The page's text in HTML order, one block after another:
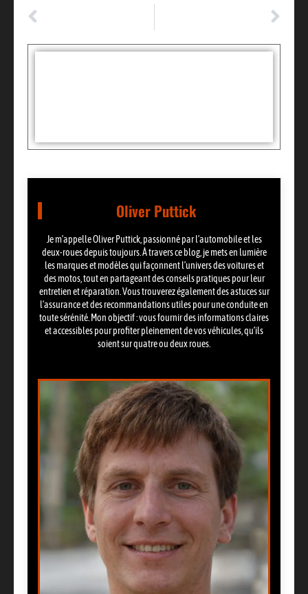
Oliver Puttick
Je m’appelle Oliver Puttick, passionné par l’automobile et les
deux-roues depuis toujours. À travers ce blog, je mets en lumière
les marques et modèles qui façonnent l’univers des voitures et
des motos, tout en partageant des conseils pratiques pour leur
entretien et réparation. Vous trouverez également des astuces sur
l’assurance et des recommandations utiles pour une conduite en
toute sérénité. Mon objectif : vous fournir des informations claires
et accessibles pour profiter pleinement de vos véhicules, qu’ils
soient sur quatre ou deux roues.